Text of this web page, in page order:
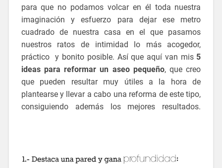
para que no podamos volcar en él toda nuestra
imaginación y esfuerzo para dejar ese metro
cuadrado de nuestra casa en el que pasamos
nuestros ratos de intimidad lo más acogedor,
práctico y bonito posible. Así que aquí van mis 5
ideas para reformar un aseo pequeño, que creo
que pueden resultar muy útiles a la hora de
plantearse y llevar a cabo una reforma de este tipo,
consiguiendo además los mejores resultados.